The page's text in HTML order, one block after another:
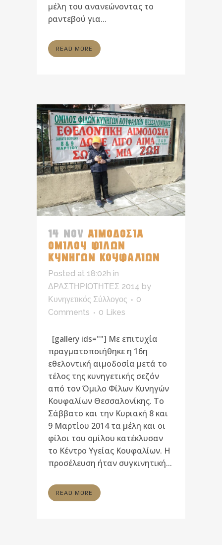
μέλη του ανανεώνοντας το
ραντεβού για...
READ MORE
14 NOV ΑΙΜΟΔΟΣΙΑ
ΟΜΙΛΟΥ ΦΙΛΩΝ
ΚΥΝΗΓΩΝ ΚΟΥΦΑΛΙΩΝ
Posted at 18:02h in
ΔΡΑΣΤΗΡΙΟΤΗΤΕΣ 2014 by
Κυνηγετικός Σύλλογος
0
Comments
0 Likes
[gallery ids=""] Με επιτυχία
πραγματοποιήθηκε η 16η
εθελοντική αιμοδοσία μετά το
τέλος της κυνηγετικής σεζόν
από τον Όμιλο Φίλων Κυνηγών
Κουφαλίων Θεσσαλονίκης. Το
Σάββατο και την Κυριακή 8 και
9 Μαρτίου 2014 τα μέλη και οι
φίλοι του ομίλου κατέκλυσαν
το Κέντρο Υγείας Κουφαλίων. Η
προσέλευση ήταν συγκινητική...
READ MORE